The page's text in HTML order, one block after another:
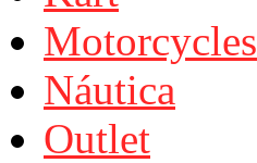
Motorcycles
Náutica
Outlet